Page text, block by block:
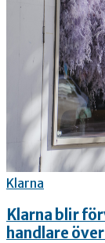
Klarna
Klarna blir
handlare